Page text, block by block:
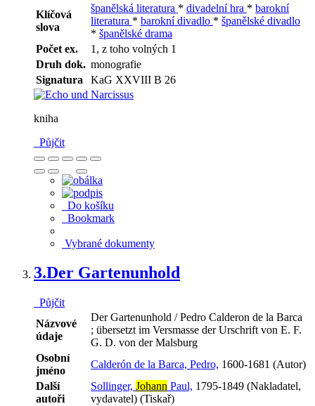
Klíčová
slova
španělská literatura * divadelní hra * barokní
literatura * barokní divadlo * španělské divadlo
* španělské drama
Počet ex.
1, z toho volných 1
Druh dok. monografie
Signatura
KaG XXVIII B 26
kniha
Půjčit
Do košíku
Bookmark
Vybrané dokumenty
3.Der Gartenunhold
Půjčit
Názvové
údaje
Der Gartenunhold / Pedro Calderon de la Barca
; übersetzt im Versmasse der Urschrift von E. F.
G. D. von der Malsburg
Osobní
jméno
Calderón de la Barca, Pedro, 1600-1681 (Autor)
Další
autoři
Sollinger, Johann Paul, 1795-1849 (Nakladatel,
vydavatel) (Tiskař)